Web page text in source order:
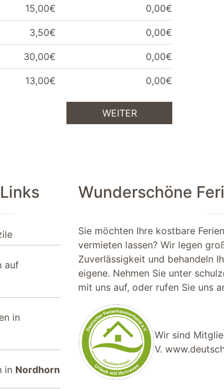
15,00€ 0,00€
3,50€ 0,00€
30,00€ 0,00€
13,00€ 0,00€
WEITER
auf
in
in Nordhorn
Wunderschöne
Sie möchten Ihre kostbare
vermieten lassen? Wir legen
Zuverlässigkeit und behandeln
eigene. Nehmen Sie unter
mit uns auf, oder rufen Sie uns
Wir sind
V.